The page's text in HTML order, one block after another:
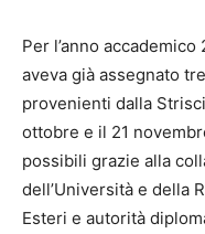
Per l’anno
aveva già assegnato
provenienti dalla
ottobre e il 21
possibili grazie alla
dell’Università e della
Esteri e autorità